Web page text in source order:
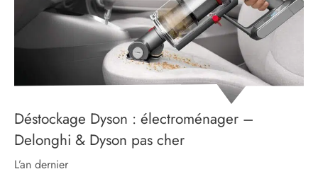
Déstockage Dyson : électroménager –
Delonghi & Dyson pas cher
l’an dernier